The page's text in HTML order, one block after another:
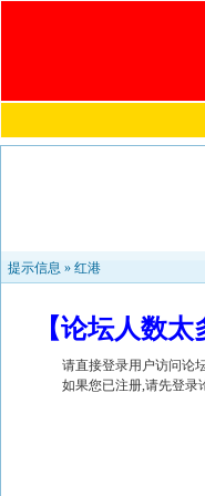
提示信息 » 红港
【论坛人数
请直接登录用户访问论
如果您已注册,请先登录